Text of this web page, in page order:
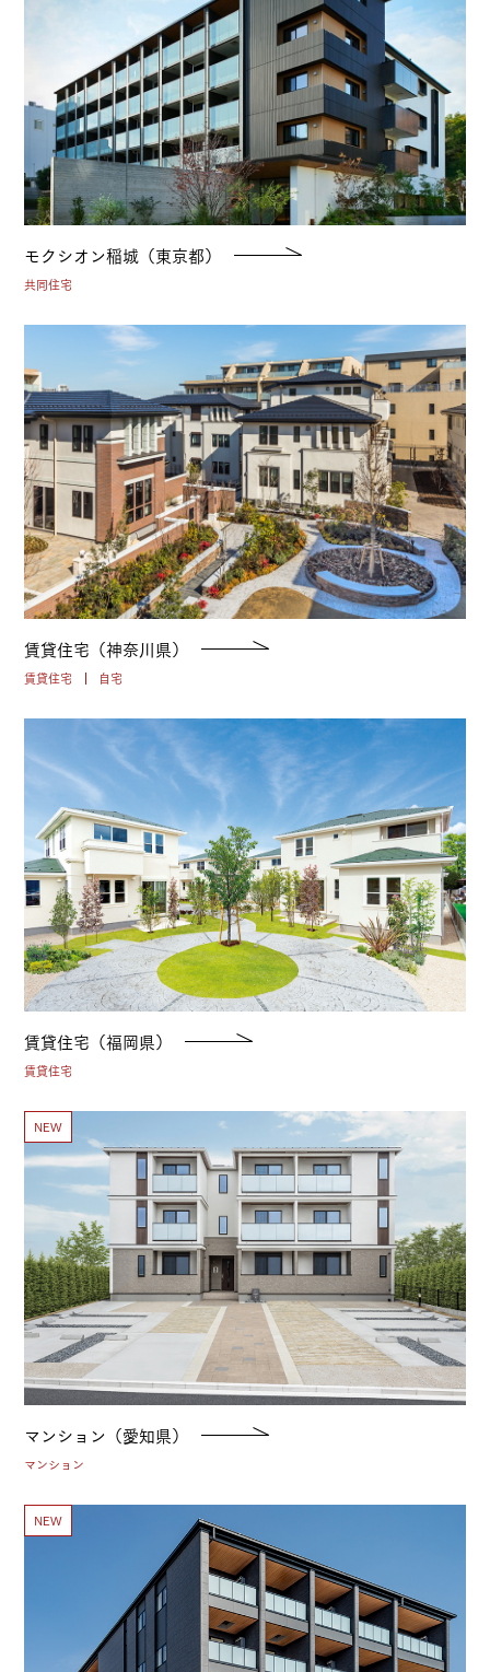
モクシオン稲城（東京都）
共同住宅
賃貸住宅（神奈川県）
賃貸住宅 自宅
賃貸住宅（福岡県）
賃貸住宅
NEW
マンション（愛知県）
マンション
NEW